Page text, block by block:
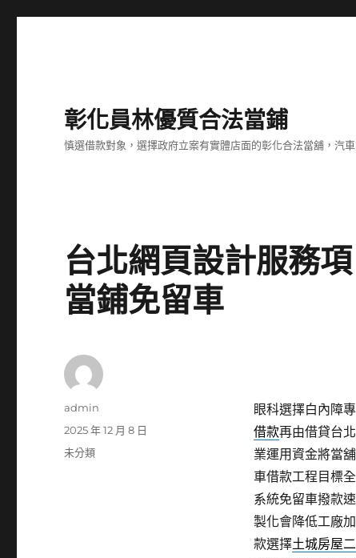
彰化員林優質合法當鋪
慎選借款對象，選擇政府立案有實體店面的彰化合法當舖，汽
台北網頁設計服務
當鋪免留車
眼科選擇白內障
借款再由借貸台
業運用資金將當
車借款工程目標
系統免留車撥款
製化會降低工廠
款選擇土城房屋
作
admin
發
佈
2025 年 12 月 8 日
分
未分類